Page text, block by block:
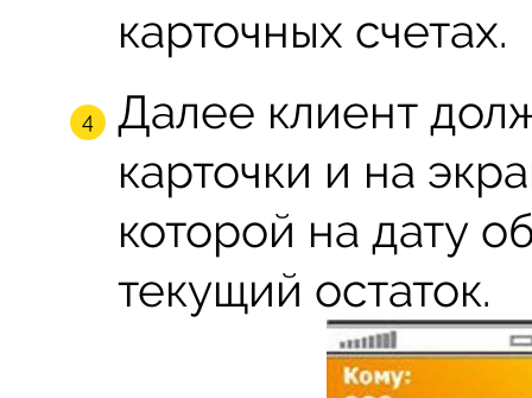
карточных счетах.
Далее клиент
карточки и на
которой на дату
текущий остаток.